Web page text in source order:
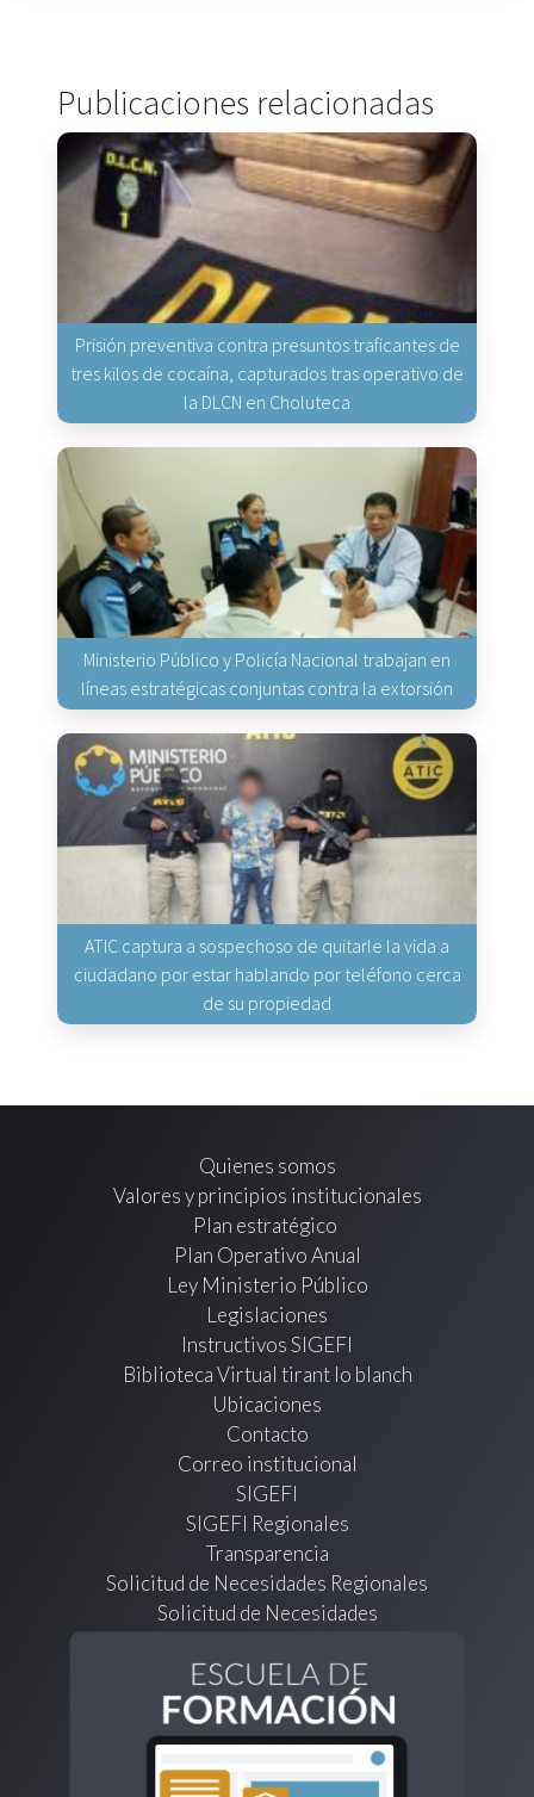
Publicaciones relacionadas
Prisión preventiva contra presuntos traficantes de
tres kilos de cocaína, capturados tras operativo de
la DLCN en Choluteca
Ministerio Público y Policía Nacional trabajan en
líneas estratégicas conjuntas contra la extorsión
ATIC captura a sospechoso de quitarle la vida a
ciudadano por estar hablando por teléfono cerca
de su propiedad
Quienes somos
Valores y principios institucionales
Plan estratégico
Plan Operativo Anual
Ley Ministerio Público
Legislaciones
Instructivos SIGEFI
Biblioteca Virtual tirant lo blanch
Ubicaciones
Contacto
Correo institucional
SIGEFI
SIGEFI Regionales
Transparencia
Solicitud de Necesidades Regionales
Solicitud de Necesidades